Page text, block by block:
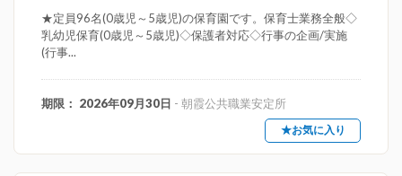
★定員96名(0歳児～5歳児)の保育園です。保育士業務全般◇
乳幼児保育(0歳児～5歳児)◇保護者対応◇行事の企画/実施
(行事...
期限： 2026年09月30日 - 朝霞公共職業安定所
★お気に入り